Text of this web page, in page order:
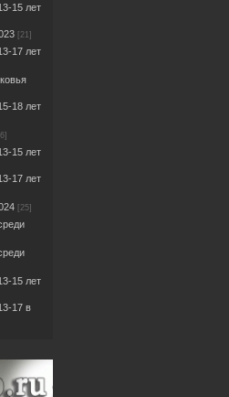
15 лет
[21]
17 лет
18 лет
15 лет
17 лет
[25]
15 лет
17 в